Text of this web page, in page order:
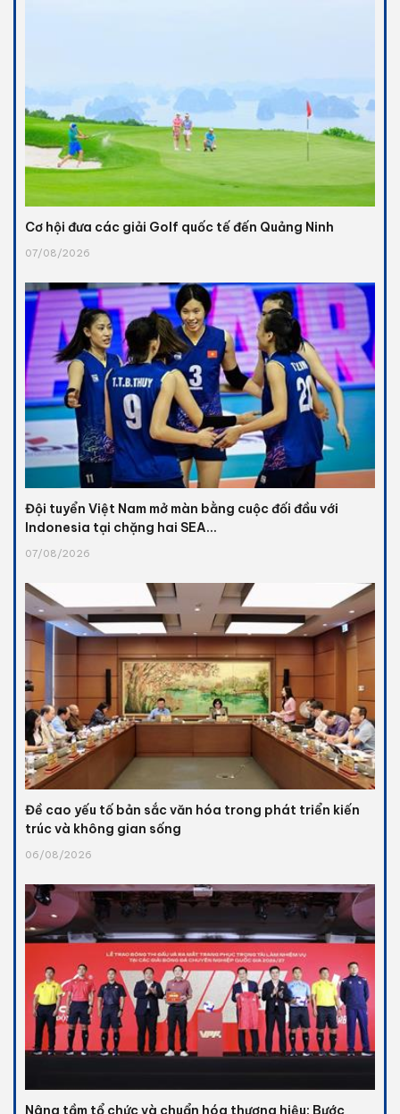
Cơ hội đưa các giải Golf quốc tế đến Quảng Ninh
07/08/2026
Đội tuyển Việt Nam mở màn bằng cuộc đối đầu với
Indonesia tại chặng hai SEA...
07/08/2026
Đề cao yếu tố bản sắc văn hóa trong phát triển kiến
trúc và không gian sống
06/08/2026
Nâng tầm tổ chức và chuẩn hóa thương hiệu: Bước